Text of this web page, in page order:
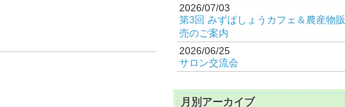
2026/07/03
第3回 みずばしょうカフェ＆農産物販
売のご案内
2026/06/25
サロン交流会
月別アーカイブ